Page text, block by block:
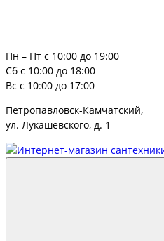
Пн – Пт с 10:00 до 19:00
Сб с 10:00 до 18:00
Вс с 10:00 до 17:00
Петропавловск-Камчатский,
ул. Лукашевского, д. 1